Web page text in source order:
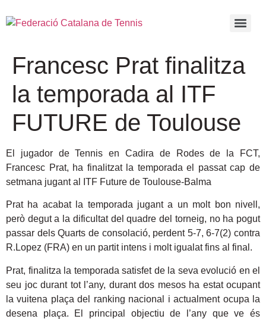
Francesc Prat finalitza
la temporada al ITF
FUTURE de Toulouse
El jugador de Tennis en Cadira de Rodes de la FCT,
Francesc Prat, ha finalitzat la temporada el passat cap de
setmana jugant al ITF Future de Toulouse-Balma
Prat ha acabat la temporada jugant a un molt bon nivell,
però degut a la dificultat del quadre del torneig, no ha pogut
passar dels Quarts de consolació, perdent 5-7, 6-7(2) contra
R.Lopez (FRA) en un partit intens i molt igualat fins al final.
Prat, finalitza la temporada satisfet de la seva evolució en el
seu joc durant tot l’any, durant dos mesos ha estat ocupant
la vuitena plaça del ranking nacional i actualment ocupa la
desena plaça. El principal objectiu de l’any que ve és